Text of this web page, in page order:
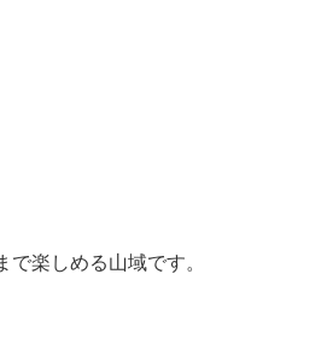
楽しめる山域です。